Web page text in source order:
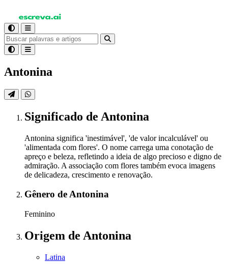
Antonina
Significado de Antonina
Antonina significa 'inestimável', 'de valor incalculável' ou
'alimentada com flores'. O nome carrega uma conotação de
apreço e beleza, refletindo a ideia de algo precioso e digno de
admiração. A associação com flores também evoca imagens
de delicadeza, crescimento e renovação.
Gênero de Antonina
Feminino
Origem de Antonina
Latina